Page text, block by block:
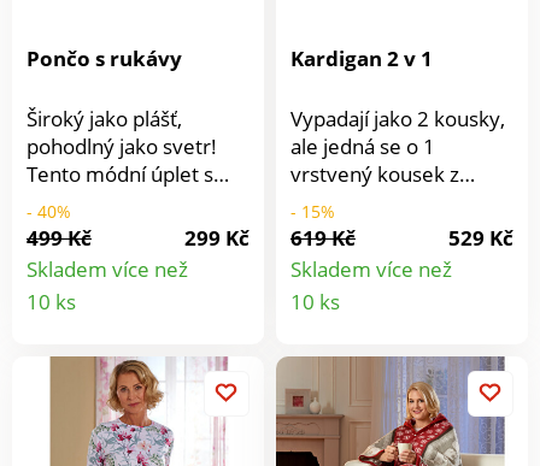
Pončo s rukávy
Široký jako plášť,
pohodlný jako svetr!
Tento módní úplet s
výrazným vzorem a
extra širokými
manžetami je krásně
hřejivý a úžasně
elegantní. Oblečte si ho
Měkké + hřejivé.
Ležérní široké +
lichotící postavě. Ideální
pro přechodné období.
- 40%
499 Kč
299 Kč
Skladem více než
10 ks
Kardigan 2 v 1
Vypadají jako 2 kousky,
ale jedná se o 1
vrstvený kousek z
úpletu. Lichotí postavě.
Rafinovaný vrstvený
efekt. S flitry. Všechny
velikosti = 1 cena.
Slavnostní vzhled
která je poseta
třpytivými flitry a
podložena tylem.
- 15%
619 Kč
529 Kč
Skladem více než
10 ks